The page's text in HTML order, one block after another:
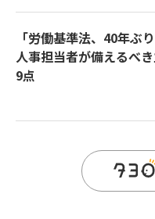
「労働基準法、40年ぶ
人事担当者が備えるべ
9点